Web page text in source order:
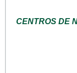
CENTROS DE